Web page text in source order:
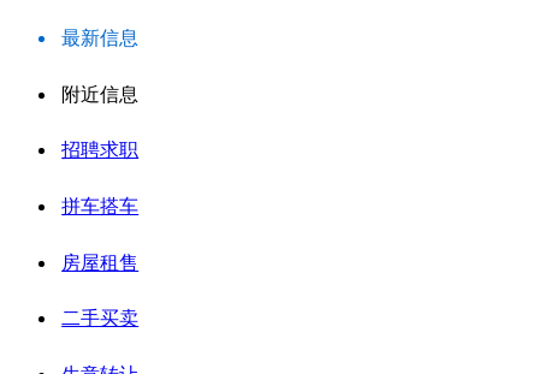
最新信息
附近信息
招聘求职
拼车搭车
房屋租售
二手买卖